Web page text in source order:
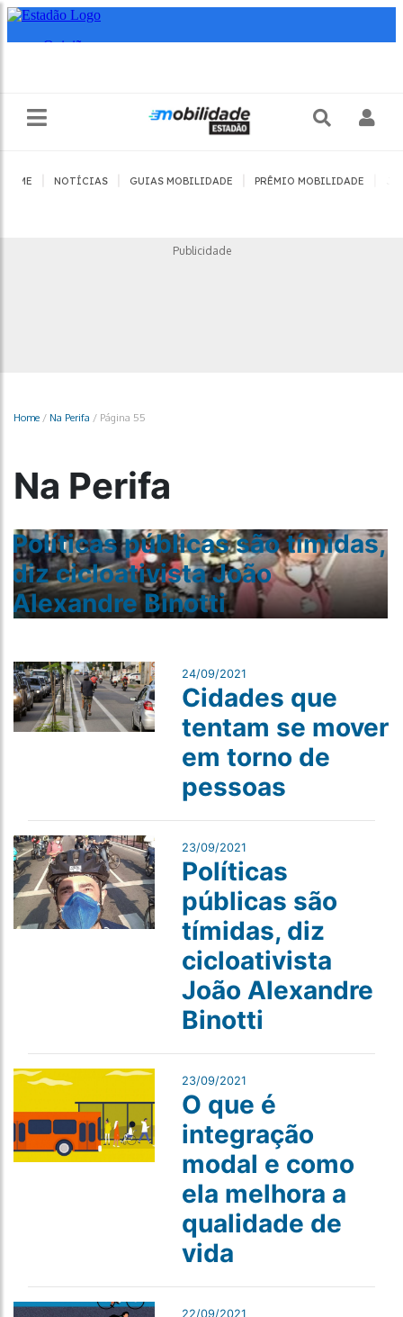
HOME NOTÍCIAS GUIAS MOBILIDADE PRÊMIO MOBILIDADE
Publicidade
Home / Na Perifa / Página 55
Na Perifa
Políticas públicas são tímidas,
diz cicloativista João
Alexandre Binotti
24/09/2021
Cidades que
tentam se mover
em torno de
pessoas
23/09/2021
Políticas
públicas são
tímidas, diz
cicloativista
João Alexandre
Binotti
23/09/2021
O que é
integração
modal e como
ela melhora a
qualidade de
vida
22/09/2021